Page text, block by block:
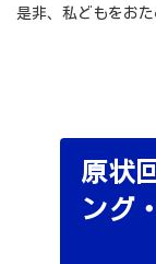
是非、私どもをおた
原状
ング